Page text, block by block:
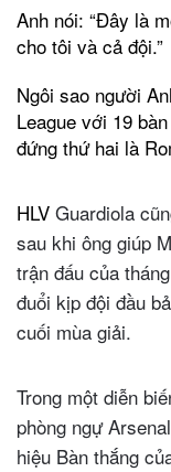
Anh nói: “Đây là
cho tôi và cả đội.”
Ngôi sao người
League với 19
đứng thứ hai là
HLV Guardiola
sau khi ông giúp
trận đấu của
đuổi kịp đội đầu
cuối mùa giải.
Trong một diễn
phòng ngự
hiệu Bàn thắng